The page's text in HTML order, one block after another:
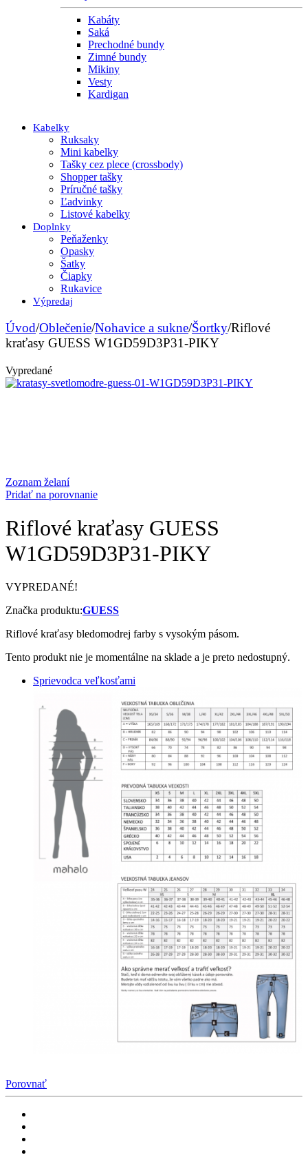
Kabáty
Saká
Prechodné bundy
Zimné bundy
Mikiny
Vesty
Kardigan
Kabelky
Ruksaky
Mini kabelky
Tašky cez plece (crossbody)
Shopper tašky
Príručné tašky
Ľadvinky
Listové kabelky
Doplnky
Peňaženky
Opasky
Šatky
Čiapky
Rukavice
Výpredaj
Úvod/Oblečenie/Nohavice a sukne/Šortky/Riflové
kraťasy GUESS W1GD59D3P31-PIKY
Vypredané
Zoznam želaní
Pridať na porovnanie
Riflové kraťasy GUESS
W1GD59D3P31-PIKY
VYPREDANÉ!
Značka produktu:GUESS
Riflové kraťasy bledomodrej farby s vysokým pásom.
Tento produkt nie je momentálne na sklade a je preto nedostupný.
Sprievodca veľkosťami
Porovnať